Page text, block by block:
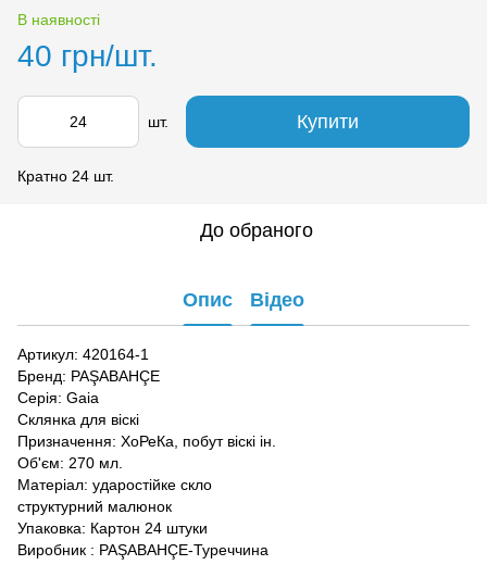
В наявності
40 грн/шт.
шт. Купити
Кратно 24 шт.
До обраного
Опис Відео
Артикул: 420164-1
Бренд: PAŞABAHÇE
Серія: Gaia
Склянка для віскі
Призначення: ХоРеКа, побут віскі ін.
Об'єм: 270 мл.
Матеріал: ударостійке скло
структурний малюнок
Упаковка: Картон 24 штуки
Виробник : PAŞABAHÇE-Туреччина